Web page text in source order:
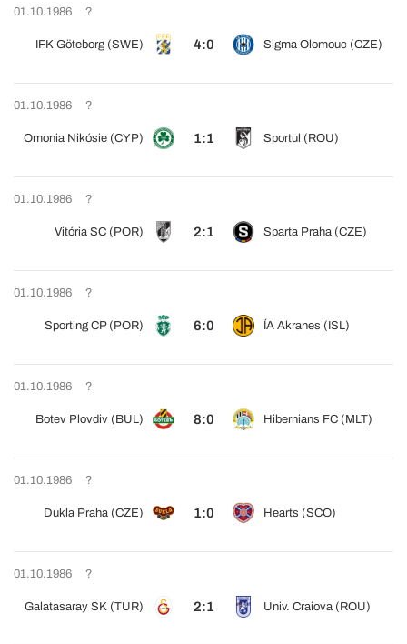
01.10.1986 ?
IFK Göteborg (SWE) 4:0 Sigma Olomouc (CZE)
01.10.1986 ?
Omonia Nikósie (CYP) 1:1 Sportul (ROU)
01.10.1986 ?
Vitória SC (POR) 2:1 Sparta Praha (CZE)
01.10.1986 ?
Sporting CP (POR) 6:0 ÍA Akranes (ISL)
01.10.1986 ?
Botev Plovdiv (BUL) 8:0 Hibernians FC (MLT)
01.10.1986 ?
Dukla Praha (CZE) 1:0 Hearts (SCO)
01.10.1986 ?
Galatasaray SK (TUR) 2:1 Univ. Craiova (ROU)